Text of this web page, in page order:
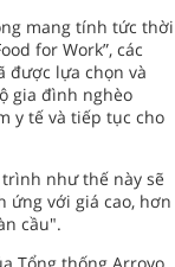
mang tính tức thời
for Work”, các
được lựa chọn và
gia đình nghèo
y tế và tiếp tục cho
như thế này sẽ
ứng với giá cao, hơn
cầu".